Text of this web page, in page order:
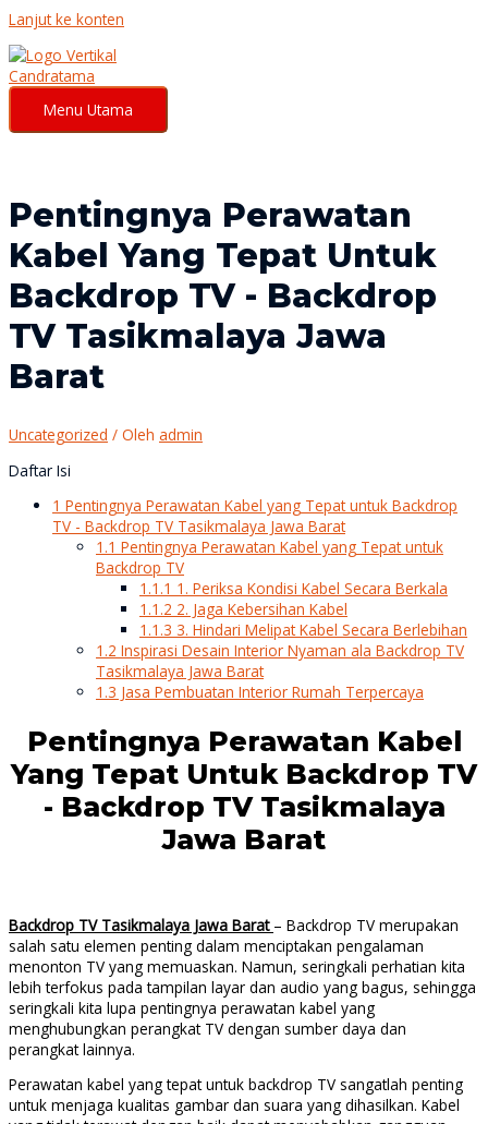
Lanjut ke konten
Menu Utama
Pentingnya Perawatan
Kabel Yang Tepat Untuk
Backdrop TV - Backdrop
TV Tasikmalaya Jawa
Barat
Uncategorized / Oleh admin
Daftar Isi
1 Pentingnya Perawatan Kabel yang Tepat untuk Backdrop
TV - Backdrop TV Tasikmalaya Jawa Barat
1.1 Pentingnya Perawatan Kabel yang Tepat untuk
Backdrop TV
1.1.1 1. Periksa Kondisi Kabel Secara Berkala
1.1.2 2. Jaga Kebersihan Kabel
1.1.3 3. Hindari Melipat Kabel Secara Berlebihan
1.2 Inspirasi Desain Interior Nyaman ala Backdrop TV
Tasikmalaya Jawa Barat
1.3 Jasa Pembuatan Interior Rumah Terpercaya
Pentingnya Perawatan Kabel
Yang Tepat Untuk Backdrop TV
- Backdrop TV Tasikmalaya
Jawa Barat
Backdrop TV Tasikmalaya Jawa Barat – Backdrop TV merupakan
salah satu elemen penting dalam menciptakan pengalaman
menonton TV yang memuaskan. Namun, seringkali perhatian kita
lebih terfokus pada tampilan layar dan audio yang bagus, sehingga
seringkali kita lupa pentingnya perawatan kabel yang
menghubungkan perangkat TV dengan sumber daya dan
perangkat lainnya.
Perawatan kabel yang tepat untuk backdrop TV sangatlah penting
untuk menjaga kualitas gambar dan suara yang dihasilkan. Kabel